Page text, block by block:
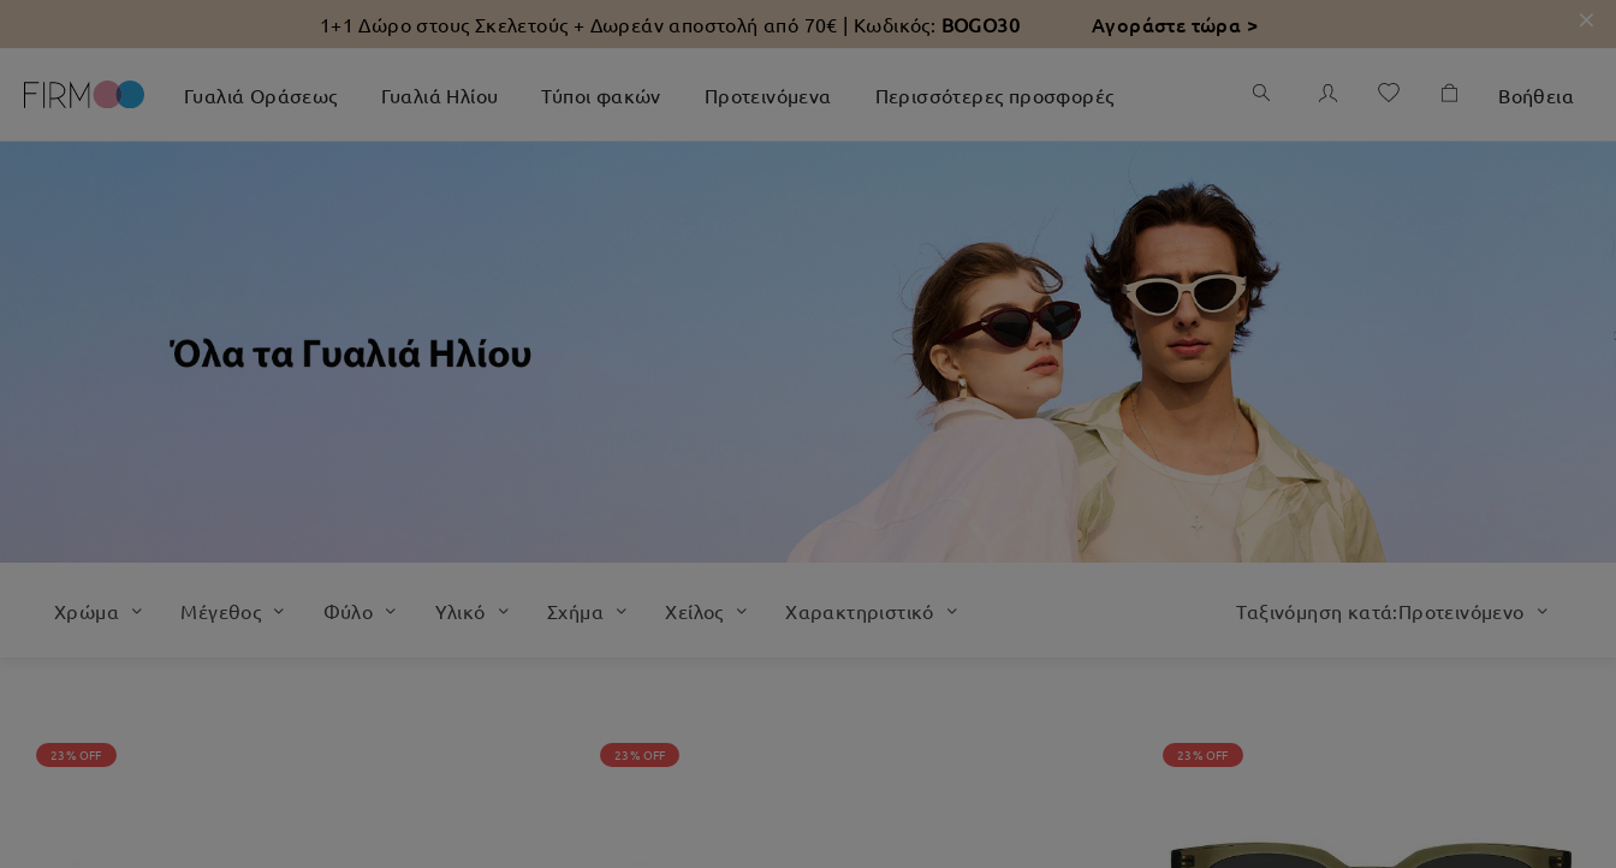
1+1 Δώρο στους Σκελετούς + Δωρεάν αποστολή από 70€ | Κωδικός: BOGO30 Αγοράστε τώρα >
Γυαλιά Οράσεως Γυαλιά Ηλίου Τύποι φακών Προτεινόμενα Περισσότερες προσφορές Βοήθεια
Χρώμα Μέγεθος Φύλο Υλικό Σχήμα Χείλος Χαρακτηριστικό Ταξινόμηση κατά:Προτεινόμενο
23% OFF 23% OFF 23% OFF